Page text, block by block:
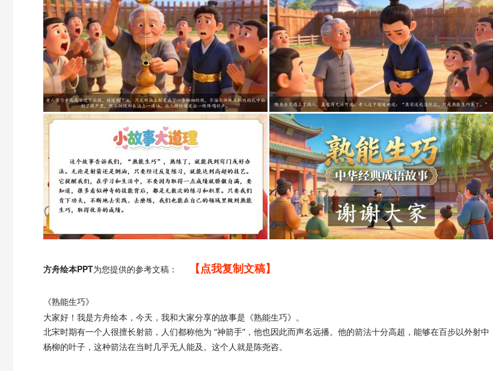
方舟绘本PPT为您提供的参考文稿： 【点我复制文稿】
《熟能生巧》
大家好！我是方舟绘本，今天，我和大家分享的故事是《熟能生巧》。
北宋时期有一个人很擅长射箭，人们都称他为 “神箭手”，他也因此而声名远播。他的箭法十分高超，能够在百步以外射中
杨柳的叶子，这种箭法在当时几乎无人能及。这个人就是陈尧咨。